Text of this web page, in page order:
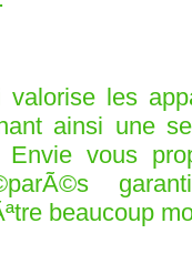
les
ainsi une
vous
beaucoup